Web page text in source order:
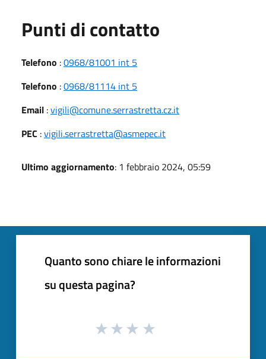
Punti di contatto
Telefono :0968/81001 int 5
Telefono :0968/81114 int 5
Email :vigili@comune.serrastretta.cz.it
PEC :vigili.serrastretta@asmepec.it
Ultimo aggiornamento: 1 febbraio 2024, 05:59
Quanto sono chiare le informazioni
su questa pagina?